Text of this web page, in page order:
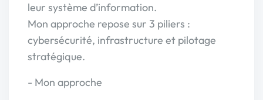
leur système d’information.
Mon approche repose sur 3 piliers :
cybersécurité, infrastructure et pilotage
stratégique.
- Mon approche